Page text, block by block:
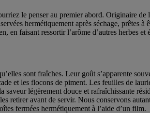
le penser au premier abord. Originaire
hermétiquement après séchage, prêtes
en faisant ressortir l’arôme d’autres herbes
sont fraîches. Leur goût s’apparente
et les flocons de piment. Les feuilles de
légèrement douce et rafraîchissante
retirer avant de servir. Nous conservons
fermées hermétiquement à l’aide d’un film.